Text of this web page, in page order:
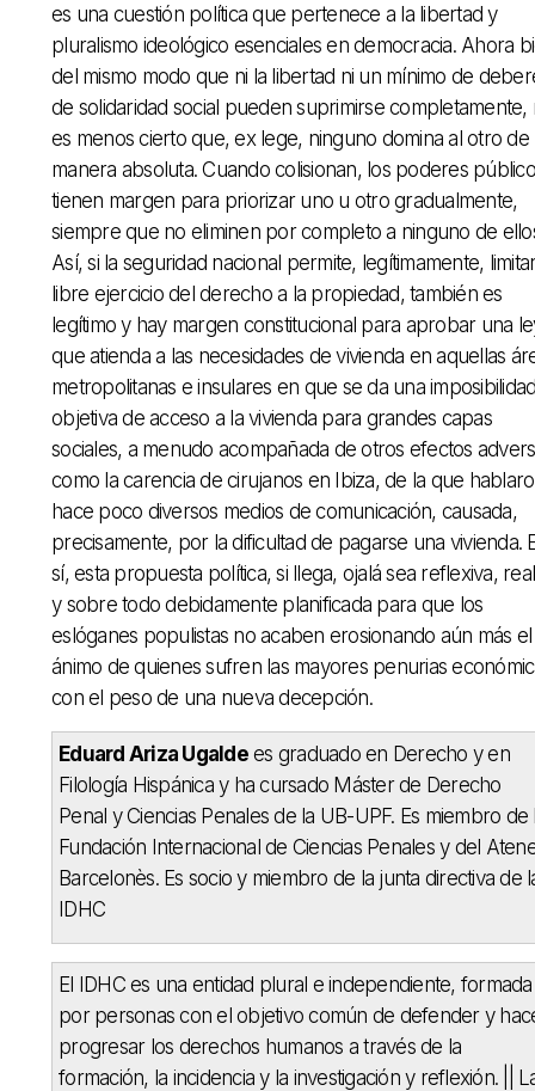
es una cuestión política que pertenece a la libertad y
pluralismo ideológico esenciales en democracia. Ahora
del mismo modo que ni la libertad ni un mínimo de
de solidaridad social pueden suprimirse completamente,
es menos cierto que, ex lege, ninguno domina al otro de
manera absoluta. Cuando colisionan, los poderes
tienen margen para priorizar uno u otro gradualmente,
siempre que no eliminen por completo a ninguno de
Así, si la seguridad nacional permite, legítimamente,
libre ejercicio del derecho a la propiedad, también es
legítimo y hay margen constitucional para aprobar una
que atienda a las necesidades de vivienda en aquellas
metropolitanas e insulares en que se da una
objetiva de acceso a la vivienda para grandes capas
sociales, a menudo acompañada de otros efectos
como la carencia de cirujanos en Ibiza, de la que
hace poco diversos medios de comunicación, causada,
precisamente, por la dificultad de pagarse una vivienda.
sí, esta propuesta política, si llega, ojalá sea reflexiva,
y sobre todo debidamente planificada para que los
eslóganes populistas no acaben erosionando aún más el
ánimo de quienes sufren las mayores penurias
con el peso de una nueva decepción.
Eduard Ariza Ugaldees graduado en Derecho y en
Filología Hispánica y ha cursado Máster de Derecho
Penal y Ciencias Penales de la UB-UPF. Es miembro de
Fundación Internacional de Ciencias Penales y del
Barcelonès. Es socio y miembro de la junta directiva de
IDHC
El IDHC es una entidad plural e independiente, formada
por personas con el objetivo común de defender y
progresar los derechos humanos a través de la
formación, la incidencia y la investigación y reflexión. ||